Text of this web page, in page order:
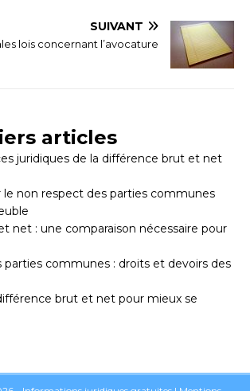
SUIVANT
lois concernant l’avocature
articles
juridiques de la différence brut et net
non respect des parties communes
net : une comparaison nécessaire pour
parties communes : droits et devoirs des
brut et net pour mieux se